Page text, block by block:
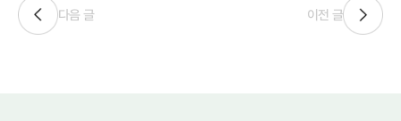
다음 글 이전 글